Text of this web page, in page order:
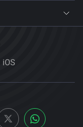
iOS